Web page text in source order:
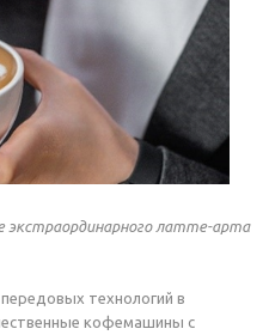
экстраординарного латте-арта
технологий в
кофемашины с